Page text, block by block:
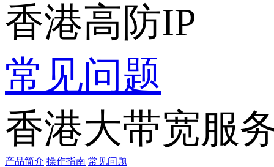
香港高防IP
常见问题
香港大带宽服
产品简介 操作指南 常见问题